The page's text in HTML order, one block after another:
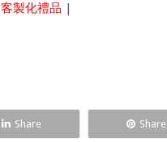
客製化禮品 |
Share Share